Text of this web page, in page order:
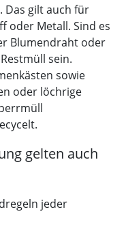
gilt auch für
oder Metall. Sind es
Blumendraht oder
sein.
sowie
oder löchrige
gelten auch
jeder